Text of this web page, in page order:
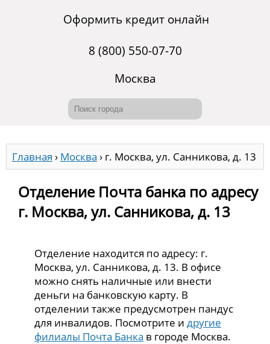
Оформить кредит онлайн
8 (800) 550-07-70
Москва
Главная › Москва › г. Москва, ул. Санникова, д. 13
Отделение Почта банка по адресу
г. Москва, ул. Санникова, д. 13
Отделение находится по адресу: г.
Москва, ул. Санникова, д. 13. В офисе
можно снять наличные или внести
деньги на банковскую карту. В
отделении также предусмотрен пандус
для инвалидов. Посмотрите идругие
филиалы Почта Банка в городе Москва.